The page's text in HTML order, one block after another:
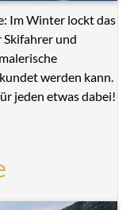
Im Winter lockt das
und
werden kann.
jeden etwas dabei!